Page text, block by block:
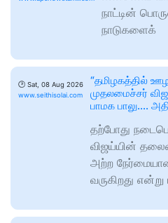
நாட்டின்
நாடுகளைக்
🕑 Sat, 08 Aug 2026
www.seithisolai.com
“தமிழகத்தில்
முதலமைச்சர்
பாமக பாலு….
தற்போது
விஜய்யின்
அற்ற
வருகிறது